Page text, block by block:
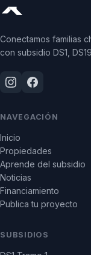
Conectamos familias
con subsidio DS1,
NAVEGACIÓN
Inicio
Propiedades
Aprende del subsidio
Noticias
Financiamiento
Publica tu proyecto
SUBSIDIOS